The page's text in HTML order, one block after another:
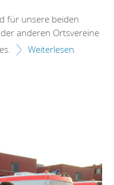
für unsere beiden
anderen Ortsvereine
Weiterlesen